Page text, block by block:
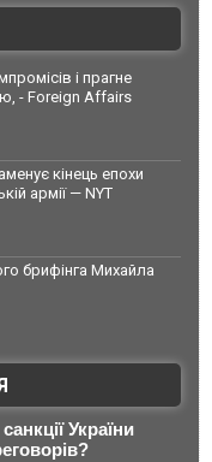
і прагне
- Foreign Affairs
кінець епохи
армії — NYT
брифінга Михайла
України